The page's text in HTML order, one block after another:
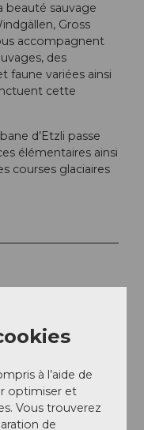
beauté sauvage
Gross
accompagnent
des
faune variées ainsi
cette
d’Etzli passe
élémentaires ainsi
courses glaciaires
à l’aide de
optimiser et
Vous trouverez
de